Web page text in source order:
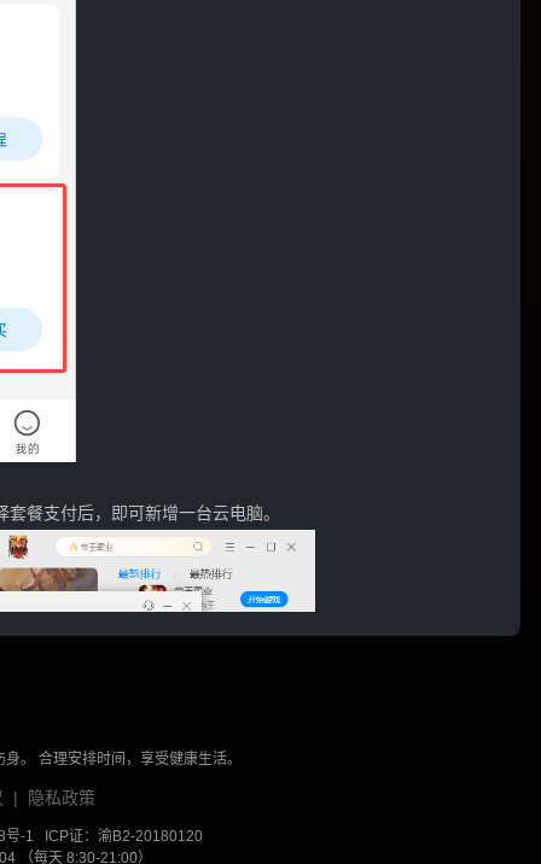
套餐支付后，即可新增一台云电脑。
。 合理安排时间，享受健康生活。
| 隐私政策
号-1 ICP证：渝B2-20180120
（每天 8:30-21:00）